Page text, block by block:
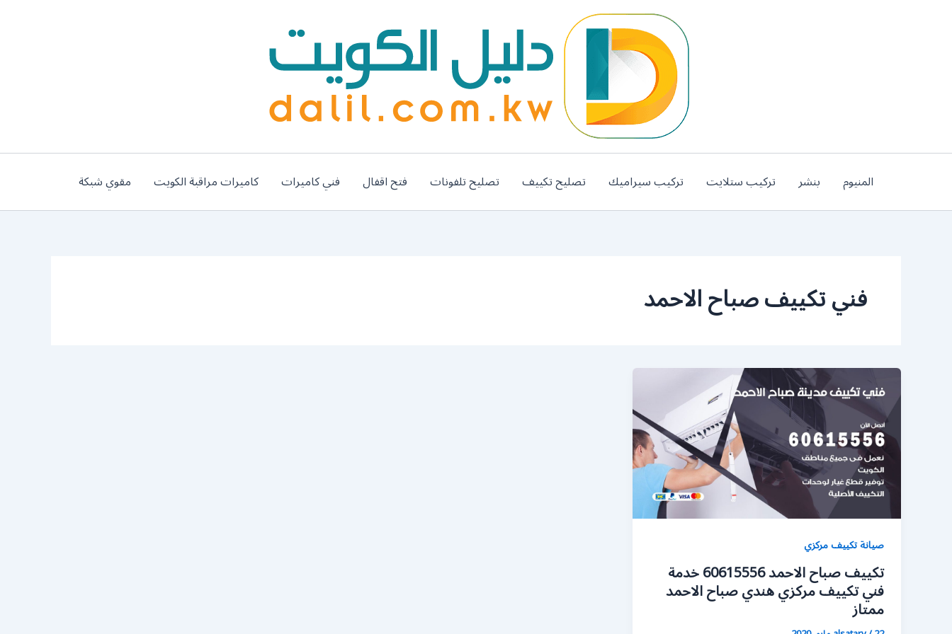
المنيوم بنشر تركيب ستلايت تركيب سيراميك تصليح تكييف تصليح تلفونات فتح اقفال فني كاميرات كاميرات مراقبة الكويت مقوي شبكة
فني تكييف صباح الاحمد
صيانة تكييف مركزي
تكييف صباح الاحمد 60615556 خدمة
فني تكييف مركزي هندي صباح الاحمد
ممتاز